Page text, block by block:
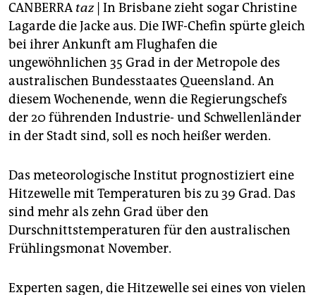
unterstützen
abo
genossenschaft
epaper login
CANBERRA taz| In Brisbane zieht sogar Christine
Lagarde die Jacke aus. Die IWF-Chefin spürte gleich
bei ihrer Ankunft am Flughafen die
ungewöhnlichen 35 Grad in der Metropole des
australischen Bundesstaates Queensland. An
diesem Wochenende, wenn die Regierungschefs
der 20 führenden Industrie- und Schwellenländer
in der Stadt sind, soll es noch heißer werden.
Das meteorologische Institut prognostiziert eine
Hitzewelle mit Temperaturen bis zu 39 Grad. Das
sind mehr als zehn Grad über den
Durschnittstemperaturen für den australischen
Frühlingsmonat November.
Experten sagen, die Hitzewelle sei eines von vielen